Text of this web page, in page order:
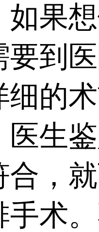
如果
要到
细的
医生
合，
手术